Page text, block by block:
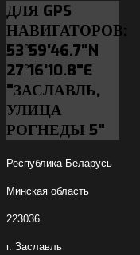
ДЛЯ GPS
НАВИГАТОРОВ:
53°59'46.7"N
27°16'10.8"E
"ЗАСЛАВЛЬ,
УЛИЦА
РОГНЕДЫ 5"
Республика Беларусь
Минская область
223036
г. Заславль